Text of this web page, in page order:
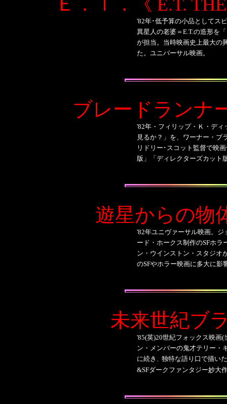
《 E.T.
'82年･低予算の小品としてス
異星人の老婆＝E.T.の造形を
が担当。当時映画史上最大の
た。ユニバーサル映画。
ブレードランナ
'82年・フィリップ・Ｋ・ディ
見るか？」を、ワーナー・ブ
リドリー･スコット監督で映
版」「ディレクターズカット
遊星からの物
'82年ユニヴァーサル映画。
ード・ホークス制作のSFホ
ン・ウインストン・スタジオ
のSFやホラー映画に多大に影
未来世紀ブ
'85(英)20世紀フォックス映画
ン・メンバーの鬼才テリー・
に続き
独特な語り口で描い
&SFダークファンタジー妙大